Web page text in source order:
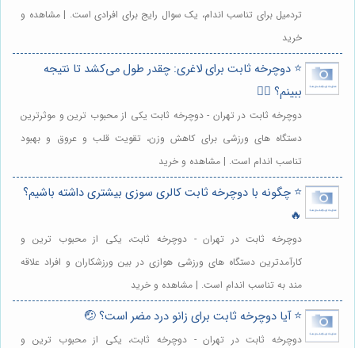
تردمیل برای تناسب اندام، یک سوال رایج برای افرادی است. | مشاهده و
خرید
⭐️ دوچرخه ثابت برای لاغری: چقدر طول می‌کشد تا نتیجه
ببینم؟ 🚴‍♀️
دوچرخه ثابت در تهران - دوچرخه ثابت یکی از محبوب ترین و موثرترین
دستگاه های ورزشی برای کاهش وزن، تقویت قلب و عروق و بهبود
تناسب اندام است. | مشاهده و خرید
⭐️ چگونه با دوچرخه ثابت کالری سوزی بیشتری داشته باشیم؟
🔥
دوچرخه ثابت در تهران - دوچرخه ثابت، یکی از محبوب ترین و
کارآمدترین دستگاه های ورزشی هوازی در بین ورزشکاران و افراد علاقه
مند به تناسب اندام است. | مشاهده و خرید
⭐️ آیا دوچرخه ثابت برای زانو درد مضر است؟ 🤕
دوچرخه ثابت در تهران - دوچرخه ثابت، یکی از محبوب ترین و